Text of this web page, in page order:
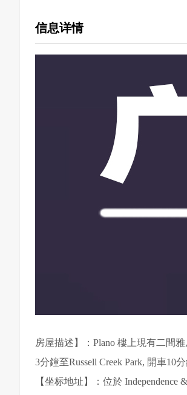
信息详情
房屋描述】：Plano 樓上現有二間
3分鐘至Russell Creek Park, 開車
【坐标地址】：位於